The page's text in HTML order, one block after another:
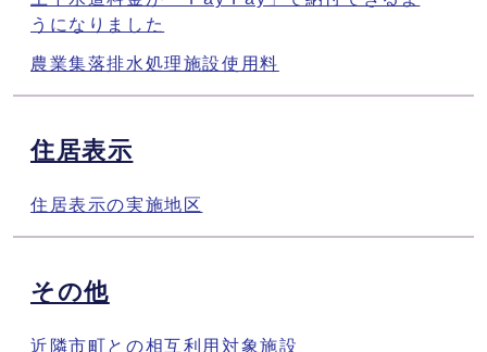
うになりました
農業集落排水処理施設使用料
住居表示
住居表示の実施地区
その他
近隣市町との相互利用対象施設